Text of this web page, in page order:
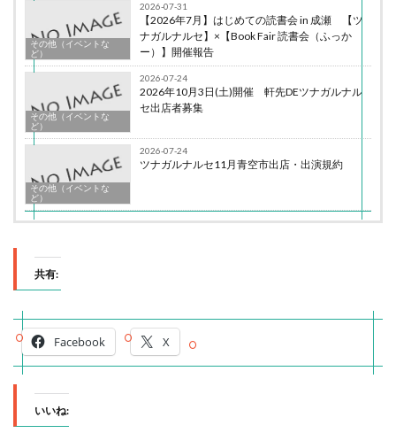
その他（イベントな
ど）
2026-07-31
【2026年7月】はじめての読書会 in 成瀬 【ツ
ナガルナルセ】×【Book Fair 読書会（ふっか
ー）】開催報告
その他（イベントな
ど）
2026-07-24
2026年10月3日(土)開催 軒先DEツナガルナル
セ出店者募集
その他（イベントな
ど）
2026-07-24
ツナガルナルセ11月青空市出店・出演規約
共有:
Facebook X
いいね: